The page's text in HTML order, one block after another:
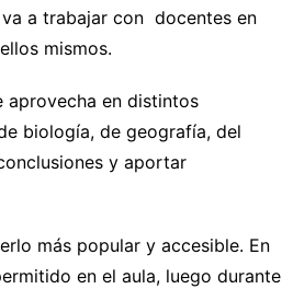
a trabajar con docentes en
mismos.
aprovecha en distintos
biología, de geografía, del
y aportar
más popular y accesible. En
en el aula, luego durante